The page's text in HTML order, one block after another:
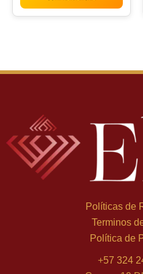
Políticas de
Terminos
Política de
+57 324
compró Royal Amber Luxury